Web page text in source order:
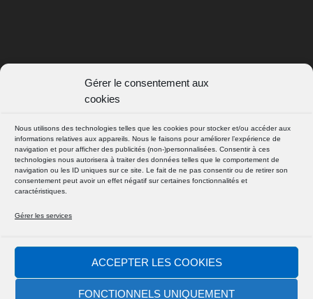
Gérer le consentement aux
cookies
Nous utilisons des technologies telles que les cookies pour stocker et/ou accéder aux
informations relatives aux appareils. Nous le faisons pour améliorer l’expérience de
navigation et pour afficher des publicités (non-)personnalisées. Consentir à ces
technologies nous autorisera à traiter des données telles que le comportement de
navigation ou les ID uniques sur ce site. Le fait de ne pas consentir ou de retirer son
consentement peut avoir un effet négatif sur certaines fonctionnalités et
caractéristiques.
Gérer les services
ACCEPTER LES COOKIES
FONCTIONNELS UNIQUEMENT
SUIVEZ NOUS
INSTAGRAM